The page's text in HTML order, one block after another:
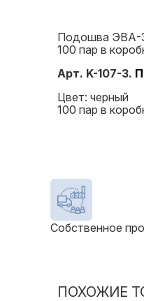
Подошва ЭВА-
100 пар в
Арт. K-107-3.
Цвет: черный
100 пар в
Собственное
ПОХОЖИЕ